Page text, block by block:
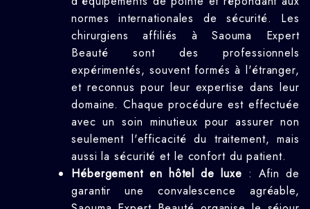
normes internationales de sécurité. Les
chirurgiens affiliés à Saouma Expert
Beauté sont des professionnels
expérimentés, souvent formés à l'étranger,
et reconnus pour leur expertise dans leur
domaine. Chaque procédure est effectuée
avec un soin minutieux pour assurer non
seulement l'efficacité du traitement, mais
aussi la sécurité et le confort du patient.
Hébergement en hôtel de luxe : Afin de
garantir une convalescence agréable,